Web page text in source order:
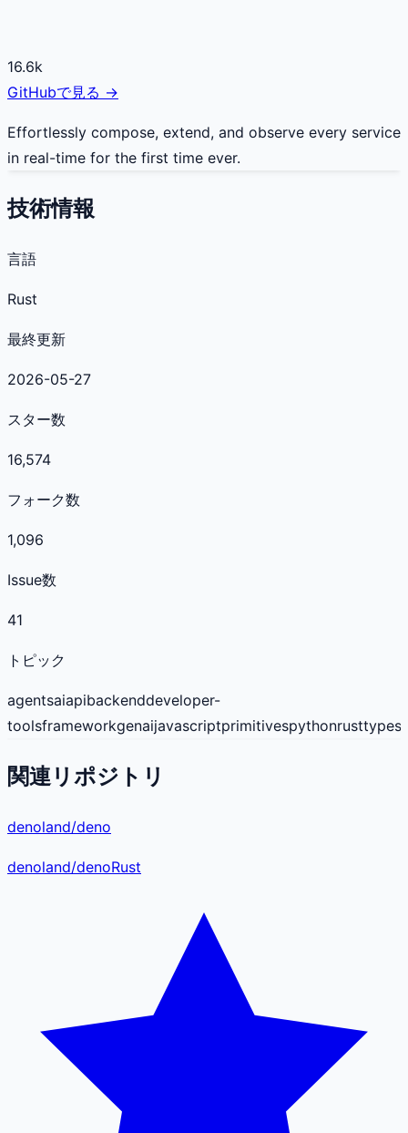
16.6k
GitHubで見る →
Effortlessly compose, extend, and observe every service
in real-time for the first time ever.
技術情報
言語
Rust
最終更新
2026-05-27
スター数
16,574
フォーク数
1,096
Issue数
41
トピック
agentsaiapibackenddeveloper-
toolsframeworkgenaijavascriptprimitivespythonrust
関連リポジトリ
denoland/deno
denoland/denoRust